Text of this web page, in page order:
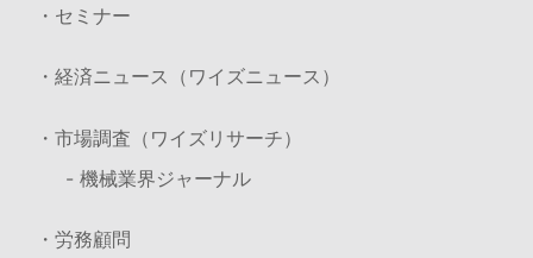
・セミナー
・経済ニュース（ワイズニュース）
・市場調査（ワイズリサーチ）
- 機械業界ジャーナル
・労務顧問